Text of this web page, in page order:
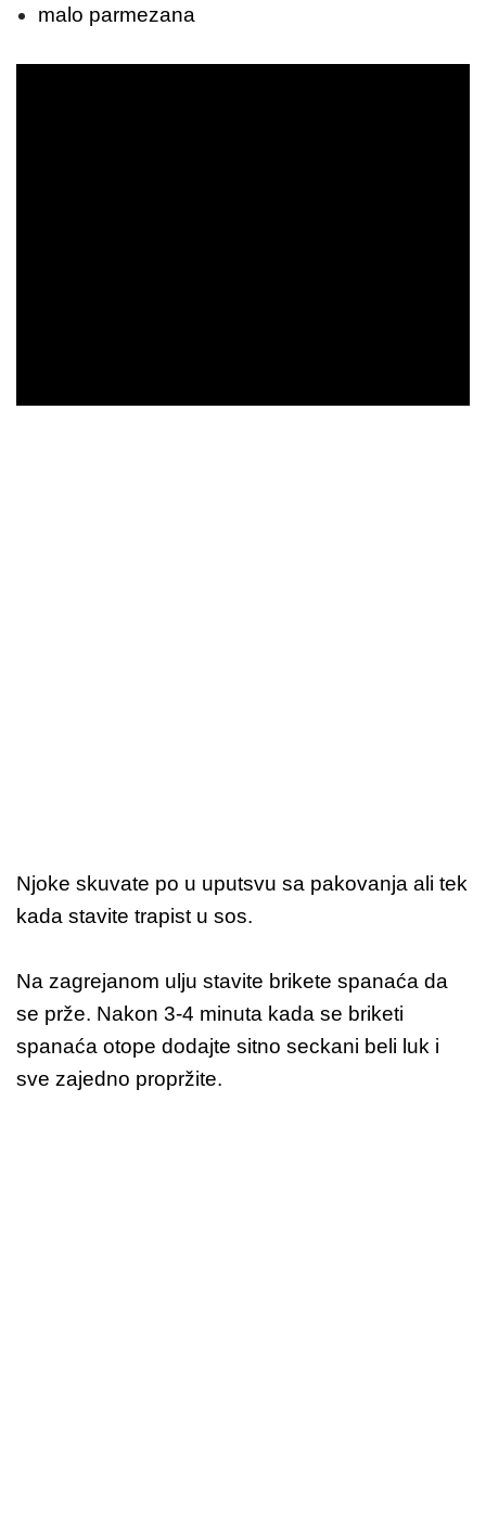
malo parmezana
Njoke skuvate po u uputsvu sa pakovanja ali tek
kada stavite trapist u sos.
Na zagrejanom ulju stavite brikete spanaća da
se prže. Nakon 3-4 minuta kada se briketi
spanaća otope dodajte sitno seckani beli luk i
sve zajedno propržite.